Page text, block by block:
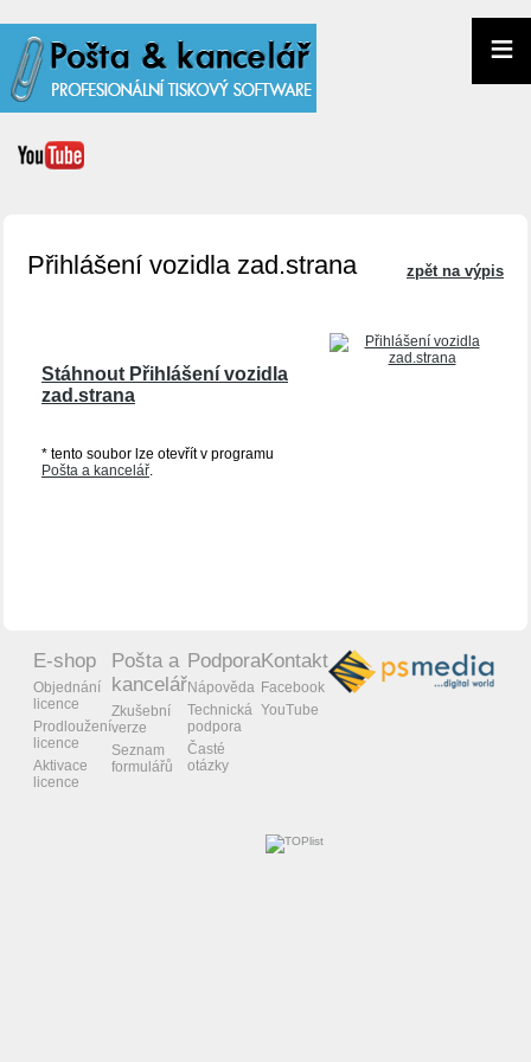
≡
zpět na výpis
Přihlášení vozidla zad.strana
Stáhnout Přihlášení vozidla
zad.strana
* tento soubor lze otevřít v programu
Pošta a kancelář.
E-shop
Objednání
licence
Prodloužení
licence
Aktivace
licence
Pošta a
kancelář
Zkušební
verze
Seznam
formulářů
Podpora
Nápověda
Technická
podpora
Časté
otázky
Kontakt
Facebook
YouTube